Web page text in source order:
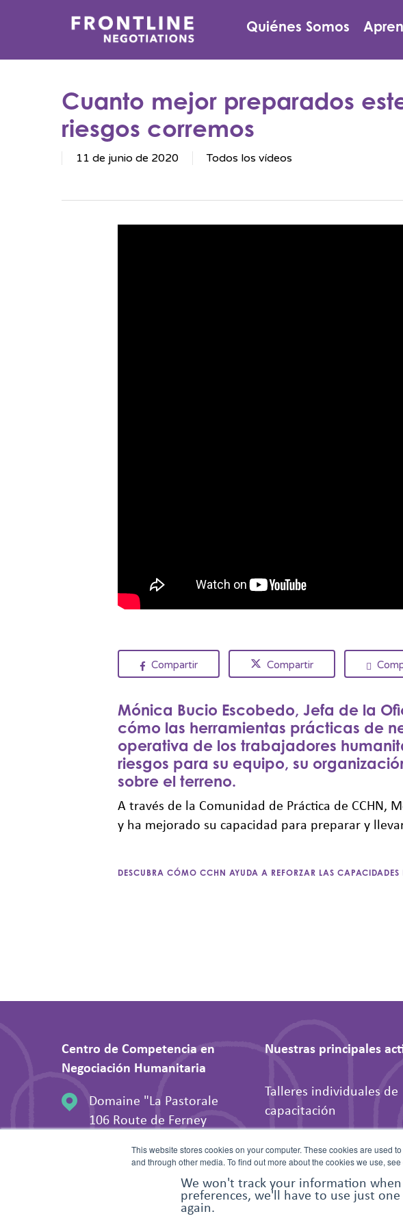
This website stores cookies on your computer. These cookies are used
and through other media. To find out more about the cookies we use,
We won't track your information
preferences, we'll have to use just
again.
Quiénes Somos
Cuanto mejor preparados
riesgos corremos
11 de junio de 2020 Todos los vídeos
Compartir Compartir
Mónica Bucio Escobedo, Jefa de la
cómo las herramientas prácticas de
operativa de los trabajadores
riesgos para su equipo, su
sobre el terreno.
A través de la Comunidad de Práctica de CCHN,
y ha mejorado su capacidad para preparar y
DESCUBRA CÓMO CCHN AYUDA A REFORZAR LAS
Centro de Competencia en
Negociación Humanitaria
Domaine "La Pastorale
106 Route de Ferney
Nuestras principales
Talleres individuales de
capacitación
Actividades entre
Apoyo a las
humanitarias